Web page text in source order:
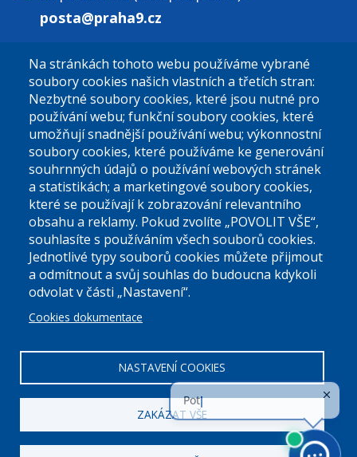
posta@praha9.cz
El. podatelna (bez el. podpisu):
podatelna@praha9.cz
Úřední dny:
Po a St: 08.00-12.00; 13.00-18.00
Úřední hodiny
00063894DIČ:CZ00063894
Na stránkách tohoto webu používáme vybrané
soubory cookies našich vlastních a třetích stran:
Nezbytné soubory cookies, které jsou nutné pro
používání webu; funkční soubory cookies, které
umožňují snadnější používání webu; výkonnostní
soubory cookies, které používáme ke generování
souhrnných údajů o používání webových stránek
a statistikách; a marketingové soubory cookies,
které se používají k zobrazování relevantního
obsahu a reklamy. Pokud zvolíte „POVOLIT VŠE“,
souhlasíte s používáním všech souborů cookies.
Jednotlivé typy souborů cookies můžete přijmout
a odmítnout a svůj souhlas do budoucna kdykoli
odvolat v části „Nastavení“.
Cookies dokumentace
NASTAVENÍ COOKIES
ZAKÁZAT VŠE